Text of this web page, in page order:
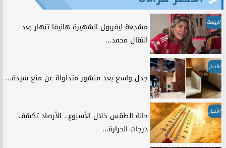
الرياضة
مشجعة ليفربول الشهيرة هانيفا تنهار بعد
انتقال محمد...
الأخبار
جدل واسع بعد منشور متداولة عن منع سيدة...
الأخبار
حالة الطقس خلال الأسبوع.. الأرصاد تكشف
درجات الحرارة...